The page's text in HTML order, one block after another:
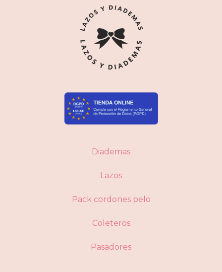
Diademas
Lazos
Pack cordones pelo
Coleteros
Pasadores